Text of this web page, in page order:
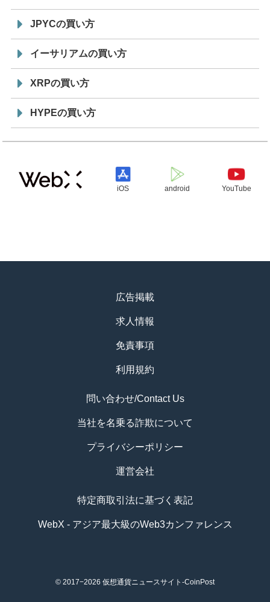
JPYCの買い方
イーサリアムの買い方
XRPの買い方
HYPEの買い方
iOS android YouTube
広告掲載
求人情報
免責事項
利用規約
問い合わせ/Contact Us
当社を名乗る詐欺について
プライバシーポリシー
運営会社
特定商取引法に基づく表記
WebX - アジア最大級のWeb3カンファレンス
© 2017−2026 仮想通貨ニュースサイト-CoinPost